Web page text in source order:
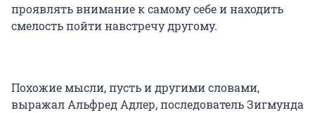
проявлять внимание к самому себе и находить
смелость пойти навстречу другому.
Похожие мысли, пусть и другими словами,
выражал Альфред Адлер, последователь Зигмунда